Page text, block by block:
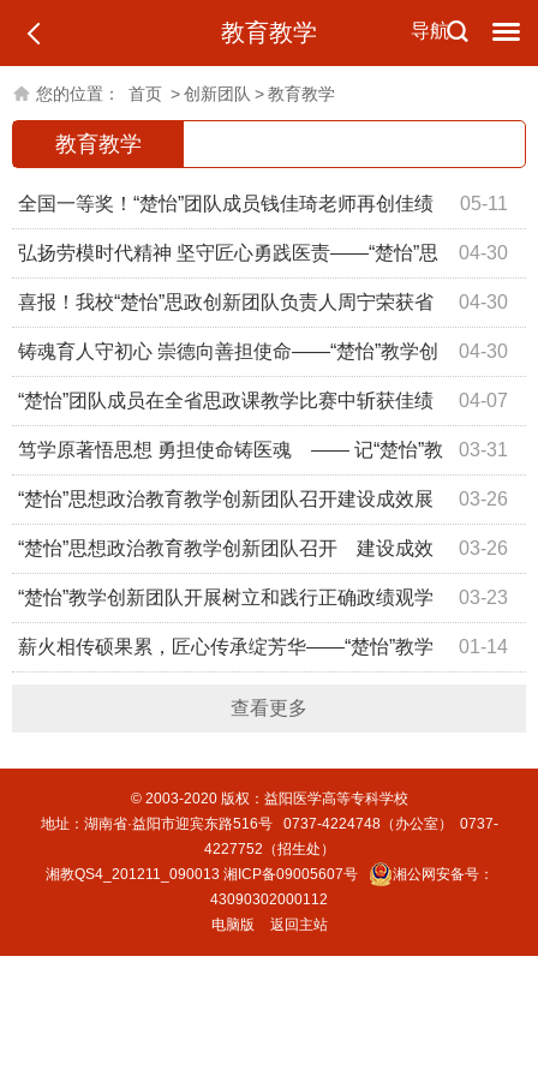
导航
教育教学
您的位置： 首页 >创新团队 >教育教学
教育教学
05-11
全国一等奖！“楚怡”团队成员钱佳琦老师再创佳绩
04-30
弘扬劳模时代精神 坚守匠心勇践医责——“楚怡”思
政教学创新团队在益阳口腔医院里的思政课 04-30
喜报！我校“楚怡”思政创新团队负责人周宁荣获省
级思政工作优秀案例 04-30
​铸魂育人守初心 崇德向善担使命——“楚怡”教学创
新团队开展公开课展示活动 04-07
“楚怡”团队成员在全省思政课教学比赛中斩获佳绩
03-31
笃学原著悟思想 勇担使命铸医魂 —— 记“楚怡”教
学创新团队思政课实践活动 03-26
​“楚怡”思想政治教育教学创新团队召开建设成效展
示暨经验交流会 03-26
​“楚怡”思想政治教育教学创新团队召开 建设成效
展示暨经验交流会 03-23
“楚怡”教学创新团队开展树立和践行正确政绩观学
习教育动员部署会 01-14
薪火相传硕果累，匠心传承绽芳华——“楚怡”教学
创新团队青年教师省赛捷报彰显“青蓝工程”育人实效
查看更多
© 2003-2020 版权：益阳医学高等专科学校
地址：湖南省·益阳市迎宾东路516号 0737-4224748（办公室） 0737-
4227752（招生处）
湘教QS4_201211_090013 湘ICP备09005607号
湘公网安备号：
43090302000112
电脑版
返回主站